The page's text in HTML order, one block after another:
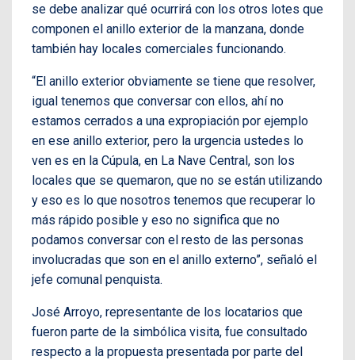
se debe analizar qué ocurrirá con los otros lotes que
componen el anillo exterior de la manzana, donde
también hay locales comerciales funcionando.
“El anillo exterior obviamente se tiene que resolver,
igual tenemos que conversar con ellos, ahí no
estamos cerrados a una expropiación por ejemplo
en ese anillo exterior, pero la urgencia ustedes lo
ven es en la Cúpula, en La Nave Central, son los
locales que se quemaron, que no se están utilizando
y eso es lo que nosotros tenemos que recuperar lo
más rápido posible y eso no significa que no
podamos conversar con el resto de las personas
involucradas que son en el anillo externo”, señaló el
jefe comunal penquista.
José Arroyo, representante de los locatarios que
fueron parte de la simbólica visita, fue consultado
respecto a la propuesta presentada por parte del